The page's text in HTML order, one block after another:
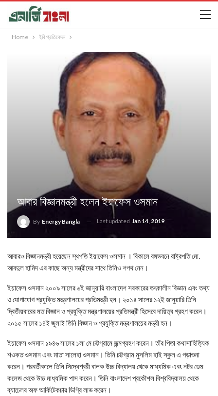
Home ইবি প্রতিবেদন
আবার বিজ্ঞানমন্ত্রী হলেন ইয়াফেস ওসমান
By Energy Bangla Last updated Jan 14, 2019
আবারও বিজ্ঞানমন্ত্রী হয়েছেন স্থপতি ইয়াফেস ওসমান । বিকালে বঙ্গভবনে রাষ্ট্রপতি মো.
আবদুল হামিদ এর কাছে অন্য মন্ত্রীদের সাথে তিনিও শপথ নেন।
ইয়াফেস ওসমান ২০০৯ সালের ৬ই জানুয়ারি বাংলাদেশ সরকারের তৎকালীন বিজ্ঞান এবং তথ্য
ও যোগাযোগ প্রযুক্তি মন্ত্রণালয়ের প্রতিমন্ত্রী হন। ২০১৪ সালের ১২ই জানুয়ারি তিনি
দ্বিতীয়বারের মত বিজ্ঞান ও প্রযুক্তি মন্ত্রণালয়ের প্রতিমন্ত্রী হিসেবে দায়িত্ব গ্রহণ করেন।
২০১৫ সালের ১৪ই জুলাই তিনি বিজ্ঞান ও প্রযুক্তি মন্ত্রণালয়ের মন্ত্রী হন।
ইয়াফেস ওসমান ১৯৪৬ সালের ১লা মে চট্টগ্রামে জন্মগ্রহণ করেন। তাঁর পিতা কথাসাহিত্যিক
শওকত ওসমান এবং মাতা সালেহা ওসমান। তিনি চট্টগ্রাম মুসলিম হাই স্কুল এ পড়াশুনা
করেন। পরবর্তীকালে তিনি সিদ্ধেশ্বরী বালক উচ্চ বিদ্যালয় থেকে মাধ্যমিক এবং নটর ডেম
কলেজ থেকে উচ্চ মাধ্যমিক পাস করেন। তিনি বাংলাদেশ প্রকৌশল বিশ্ববিদ্যালয় থেকে
ব্যাচেলর অফ আর্কিটেকচার ডিগ্রি লাভ করেন।